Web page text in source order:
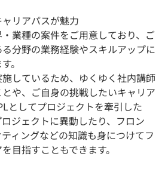
リアパスが魅力
業種の案件をご用意しており、ご
分野の業務経験やスキルアップに
。
しているため、ゆくゆく社内講師
や、ご自身の挑戦したいキャリア
としてプロジェクトを牽引した
ジェクトに異動したり、フロン
ィングなどの知識も身につけてフ
目指すこともできます。